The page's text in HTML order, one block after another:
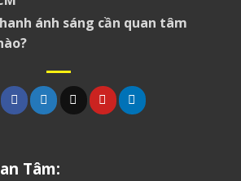
ánh sáng cần quan tâm
Tâm: